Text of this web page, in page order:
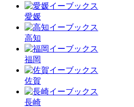
愛媛
高知
福岡
佐賀
長崎